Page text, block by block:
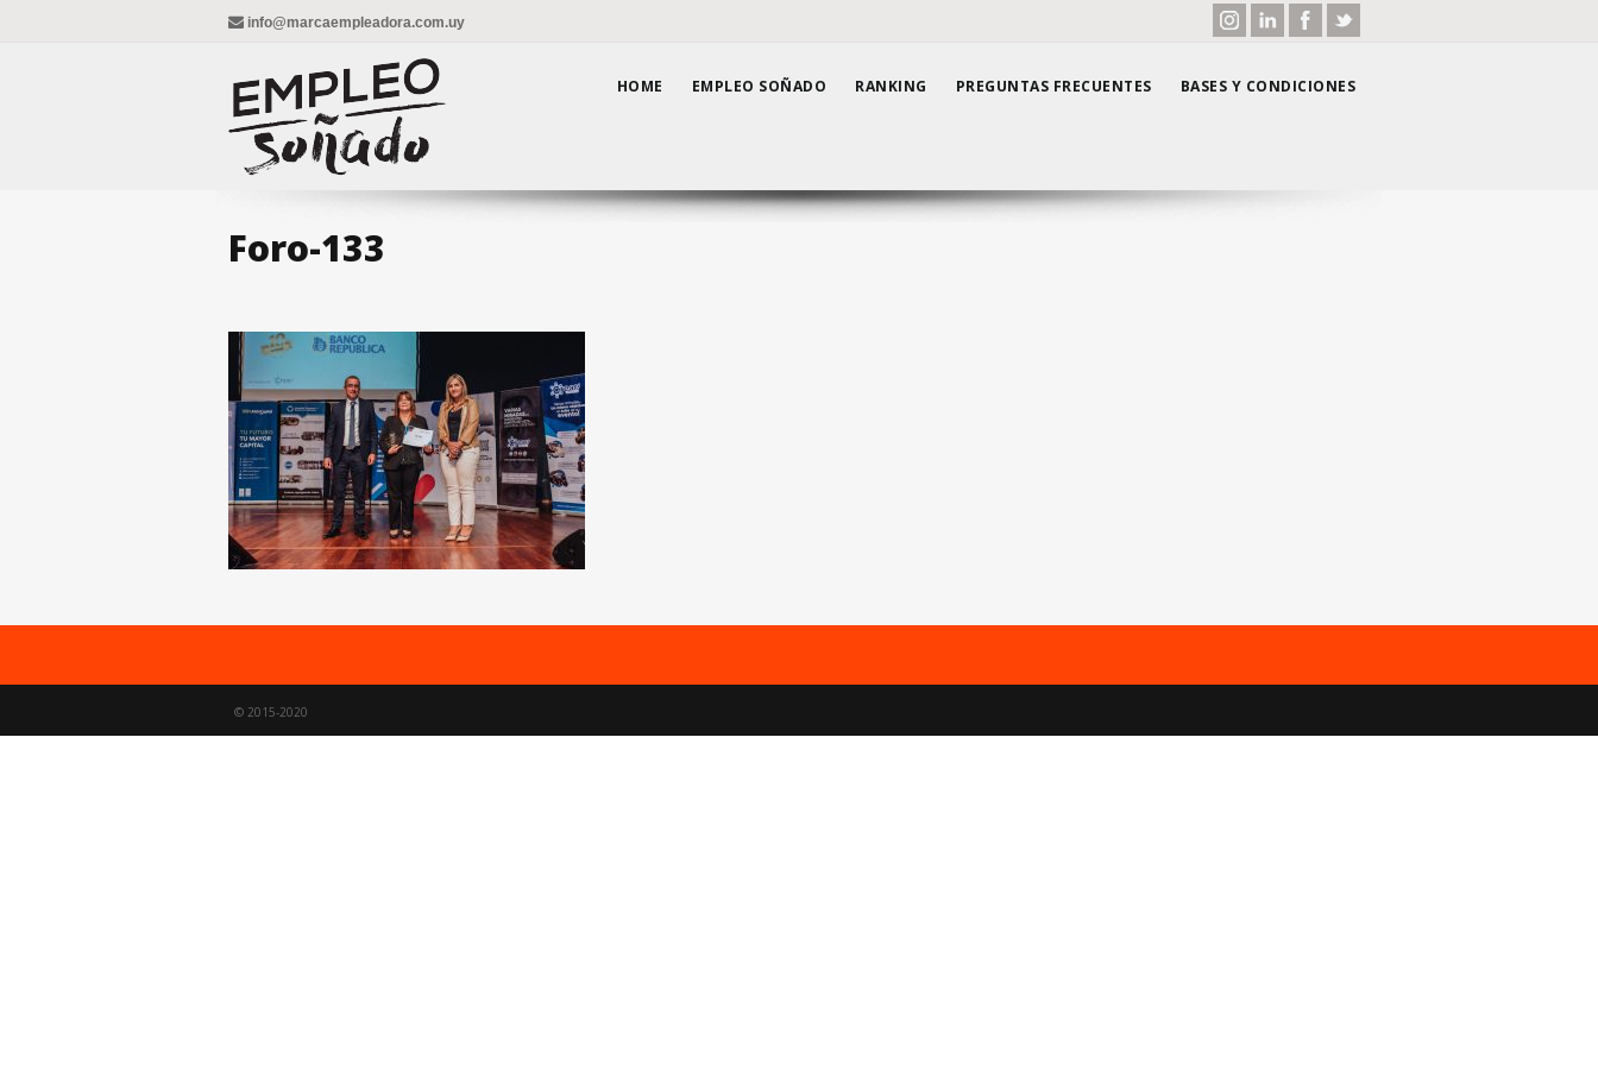
info@marcaempleadora.com.uy
HOME EMPLEO SOÑADO RANKING PREGUNTAS FRECUENTES BASES Y CONDICIONES
Foro-133
© 2015-2020